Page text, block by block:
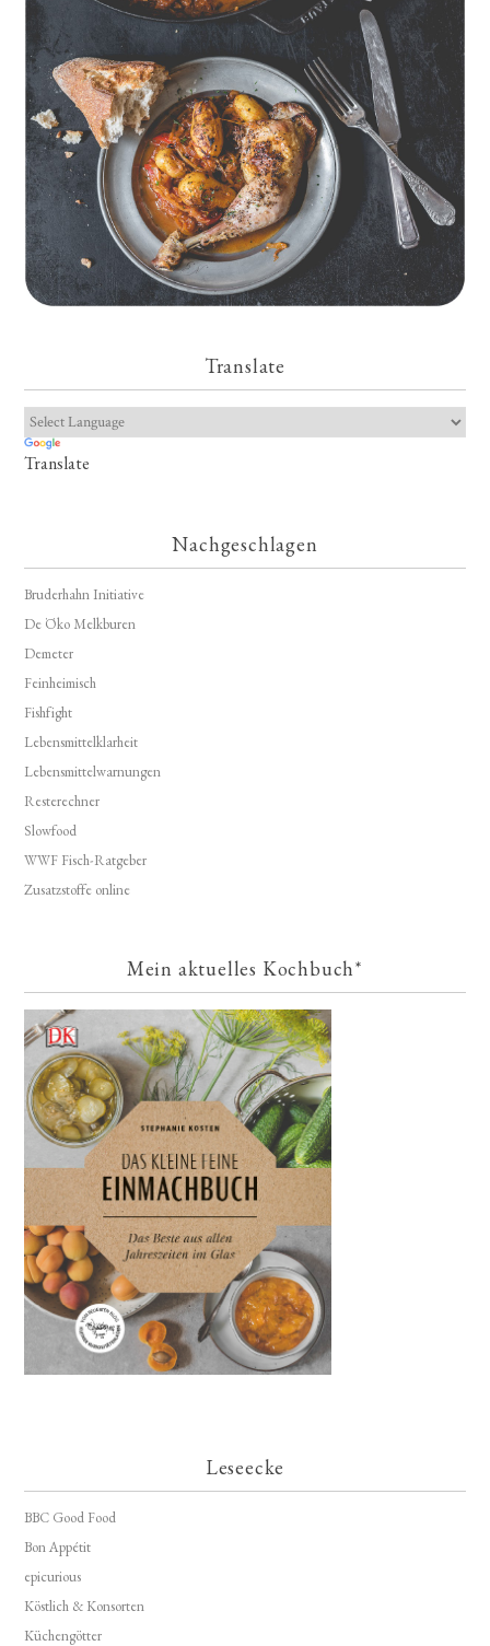
Geschmorte Hähnchenschenkel auf Paprikakraut und kleinen
Kartoffeln
Translate
Translate
Nachgeschlagen
Bruderhahn Initiative
De Öko Melkburen
Demeter
Feinheimisch
Fishfight
Lebensmittelklarheit
Lebensmittelwarnungen
Resterechner
Slowfood
WWF Fisch-Ratgeber
Zusatzstoffe online
Mein aktuelles Kochbuch*
Leseecke
BBC Good Food
Bon Appétit
epicurious
Köstlich & Konsorten
Küchengötter